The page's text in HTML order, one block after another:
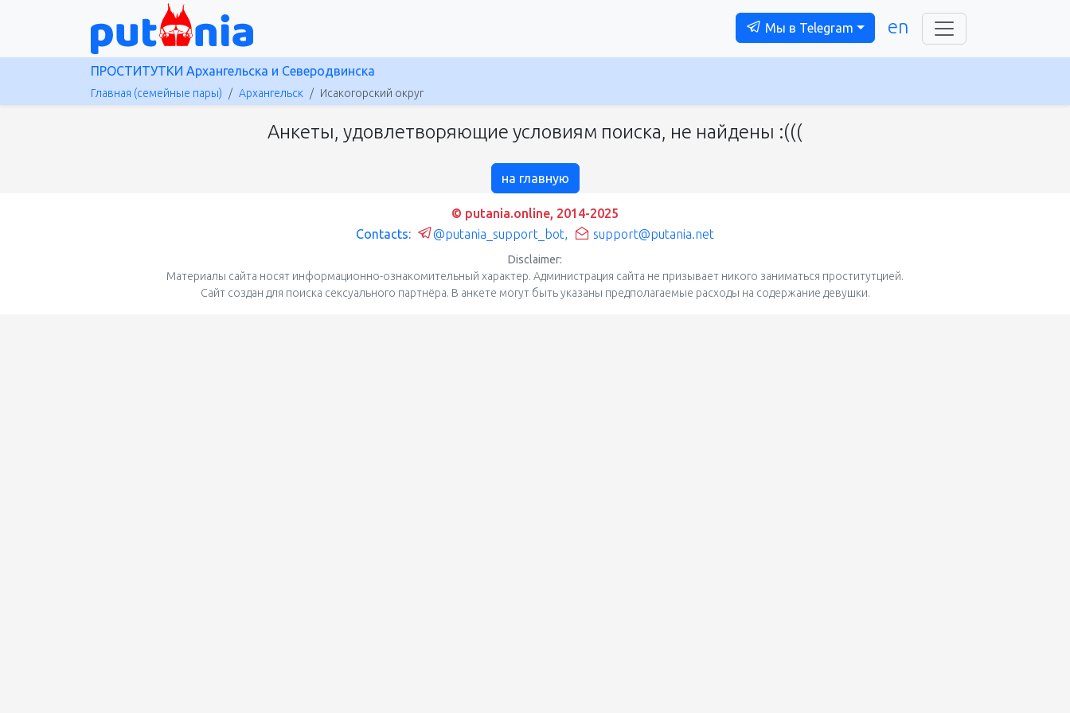
Мы в Telegram en
ПРОСТИТУТКИ Архангельска и Северодвинска
Главная (семейные пары) Архангельск Исакогорский округ
Анкеты, удовлетворяющие условиям поиска, не найдены :(((
на главную
© putania.online, 2014-2025
Contacts:
@putania_support_bot, support@putania.net
Disclaimer:
Материалы сайта носят информационно-ознакомительный характер. Администрация сайта не призывает никого заниматься проститутцией.
Сайт создан для поиска сексуального партнёра. В анкете могут быть указаны предполагаемые расходы на содержание девушки.